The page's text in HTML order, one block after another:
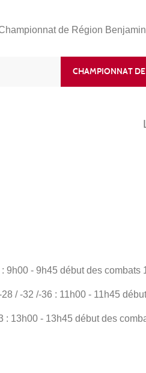
de Région
CHAMPIONNAT
9h00 - 9h45 début des combats
/ -32 /-36 : 11h00 - 11h45
: 13h00 - 13h45 début des